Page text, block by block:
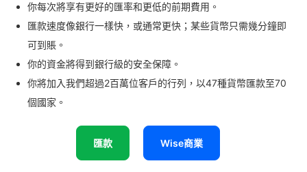
你每次將享有更好的匯率和更低的前期費用。
匯款速度像銀行一樣快，或通常更快；某些貨幣只需幾分鐘即
可到賬。
你的資金將得到銀行級的安全保障。
你將加入我們超過2百萬位客戶的行列，以47種貨幣匯款至70
個國家。
匯款 Wise商業